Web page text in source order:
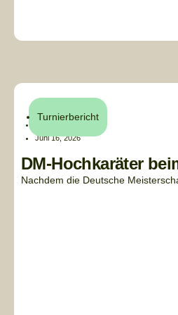
Turnierbericht
Juni 16, 2026
DM-Hochkaräter
Nachdem die Deutsche